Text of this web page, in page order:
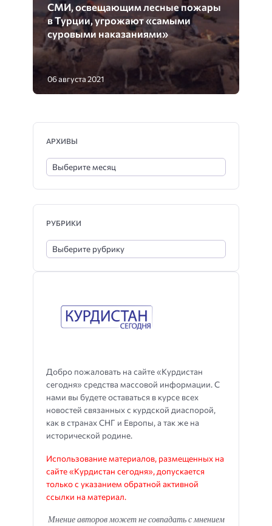
СМИ, освещающим лесные пожары
в Турции, угрожают «самыми
суровыми наказаниями»
06 августа 2021
Добро пожаловать на сайте «Курдистан
сегодня» средства массовой информации. С
нами вы будете оставаться в курсе всех
новостей связанных с курдской диаспорой,
как в странах СНГ и Европы, а так же на
исторической родине.
Использование материалов, размещенных на
сайте «Курдистан сегодня», допускается
только с указанием обратной активной
ссылки на материал.
Мнение авторов может не совпадать с мнением
АРХИВЫ
РУБРИКИ